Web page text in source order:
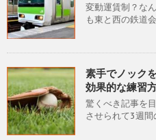
変動運賃制？な
も東と西の鉄道
素手でノック
効果的な練習
驚くべき記事を
させられて3週間